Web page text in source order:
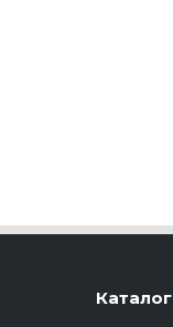
Каталог